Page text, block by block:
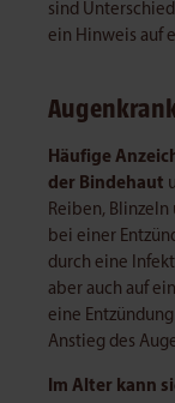
sind
ein Hinweis auf
Häufige
der Bindehaut
Reiben,
bei einer
durch eine
aber auch auf
eine
Anstieg des
Im Alter kann